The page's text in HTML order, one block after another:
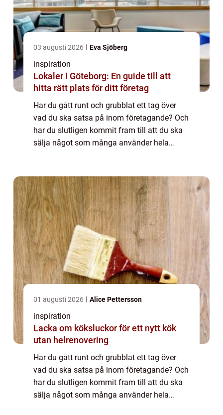
03 augusti 2026 Eva Sjöberg
inspiration
Lokaler i Göteborg: En guide till att
hitta rätt plats för ditt företag
Har du gått runt och grubblat ett tag över
vad du ska satsa på inom företagande? Och
har du slutligen kommit fram till att du ska
sälja något som många använder hela
01 augusti 2026 Alice Pettersson
inspiration
Lacka om köksluckor för ett nytt kök
utan helrenovering
Har du gått runt och grubblat ett tag över
vad du ska satsa på inom företagande? Och
har du slutligen kommit fram till att du ska
sälja något som många använder hela